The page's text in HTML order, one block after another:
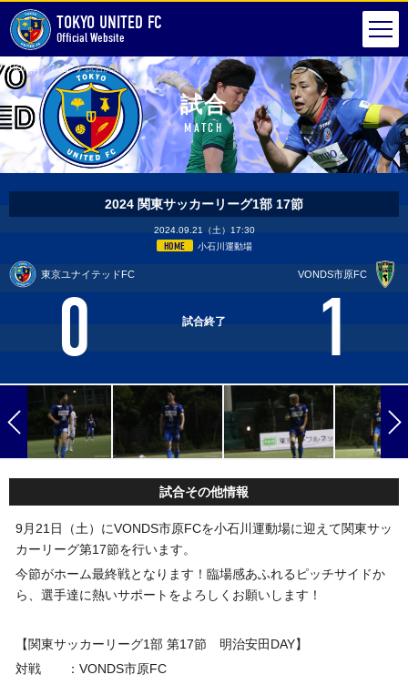
TOKYO UNITED FC
Official Website
HOME 試合 試合詳細
試合
MATCH
2024 関東サッカーリーグ1部 17節
2024.09.21（土）17:30
HOME 小石川運動場
東京ユナイテッドFC
0 試合終了 1
VONDS市原FC
試合その他情報
9月21日（土）にVONDS市原FCを小石川運動場に迎えて関東サッ
カーリーグ第17節を行います。
今節がホーム最終戦となります！臨場感あふれるピッチサイドか
ら、選手達に熱いサポートをよろしくお願いします！
【関東サッカーリーグ1部 第17節 明治安田DAY】
対戦 ：VONDS市原FC